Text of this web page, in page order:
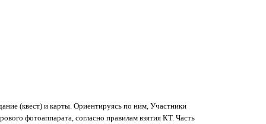
(квест) и карты. Ориентируясь по ним, Участники
фотоаппарата, согласно правилам взятия КТ. Часть